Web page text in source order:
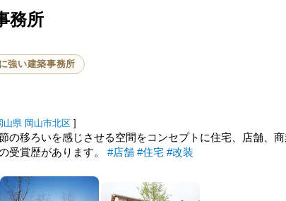
務所
強い建築事務所
山県 岡山市北区 ]
の移ろいを感じさせる空間をコンセプトに住宅、店舗、
受賞歴があります。#店舗 #住宅 #改装